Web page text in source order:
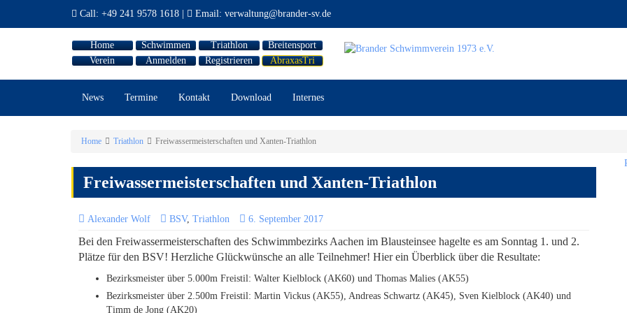
Call: +49 241 9578 1618 Email: verwaltung@brander-sv.de
Home Schwimmen Triathlon
Breitensport
Verein
Anmelden Registrieren AbraxasTri
News Termine Kontakt Download Internes
Home Triathlon Freiwassermeisterschaften und Xanten-Triathlon
Freiwassermeisterschaften und Xanten-Triathlon
Alexander Wolf BSV, Triathlon 6. September 2017
Bei den Freiwassermeisterschaften des Schwimmbezirks Aachen im Blausteinsee hagelte es am Sonntag 1. und 2.
Plätze für den BSV! Herzliche Glückwünsche an alle Teilnehmer! Hier ein Überblick über die Resultate:
Bezirksmeister über 5.000m Freistil: Walter Kielblock (AK60) und Thomas Malies (AK55)
Bezirksmeister über 2.500m Freistil: Martin Vickus (AK55), Andreas Schwartz (AK45), Sven Kielblock (AK40) und
Timm de Jong (AK20)